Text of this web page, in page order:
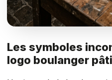
Les symboles
logo boulanger